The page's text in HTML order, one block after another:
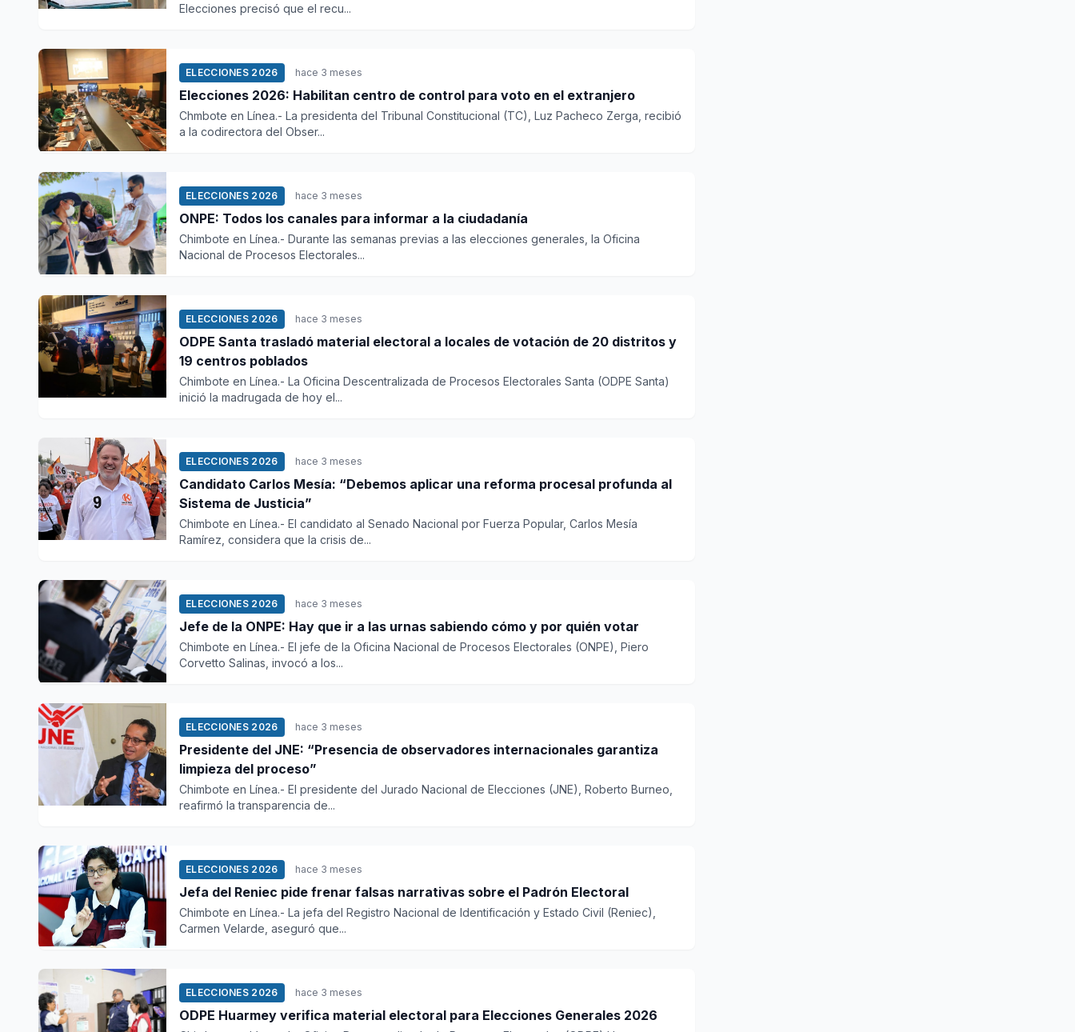
Elecciones precisó que el recu...
ELECCIONES 2026 hace 3 meses
Elecciones 2026: Habilitan centro de control para voto en el extranjero
Chmbote en Línea.- La presidenta del Tribunal Constitucional (TC), Luz Pacheco Zerga, recibió
a la codirectora del Obser...
ELECCIONES 2026 hace 3 meses
ONPE: Todos los canales para informar a la ciudadanía
Chimbote en Línea.- Durante las semanas previas a las elecciones generales, la Oficina
Nacional de Procesos Electorales...
ELECCIONES 2026 hace 3 meses
ODPE Santa trasladó material electoral a locales de votación de 20 distritos y
19 centros poblados
Chimbote en Línea.- La Oficina Descentralizada de Procesos Electorales Santa (ODPE Santa)
inició la madrugada de hoy el...
ELECCIONES 2026 hace 3 meses
Candidato Carlos Mesía: “Debemos aplicar una reforma procesal profunda al
Sistema de Justicia”
Chimbote en Línea.- El candidato al Senado Nacional por Fuerza Popular, Carlos Mesía
Ramírez, considera que la crisis de...
ELECCIONES 2026 hace 3 meses
Jefe de la ONPE: Hay que ir a las urnas sabiendo cómo y por quién votar
Chimbote en Línea.- El jefe de la Oficina Nacional de Procesos Electorales (ONPE), Piero
Corvetto Salinas, invocó a los...
ELECCIONES 2026 hace 3 meses
Presidente del JNE: “Presencia de observadores internacionales garantiza
limpieza del proceso”
Chimbote en Línea.- El presidente del Jurado Nacional de Elecciones (JNE), Roberto Burneo,
reafirmó la transparencia de...
ELECCIONES 2026 hace 3 meses
Jefa del Reniec pide frenar falsas narrativas sobre el Padrón Electoral
Chimbote en Línea.- La jefa del Registro Nacional de Identificación y Estado Civil (Reniec),
Carmen Velarde, aseguró que...
ELECCIONES 2026 hace 3 meses
ODPE Huarmey verifica material electoral para Elecciones Generales 2026